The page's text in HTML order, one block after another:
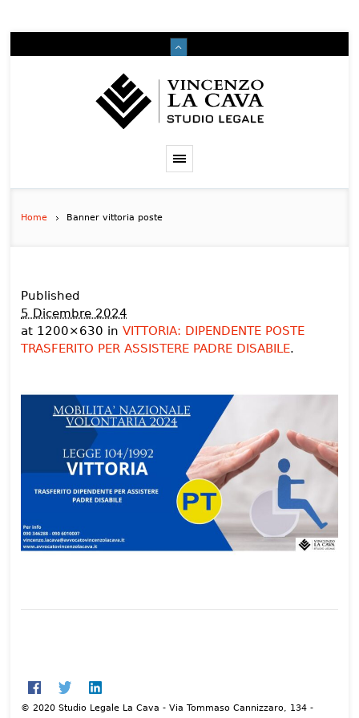
Home Banner vittoria poste
Published
5 Dicembre 2024
at 1200×630 inVITTORIA: DIPENDENTE POSTE
TRASFERITO PER ASSISTERE PADRE DISABILE.
© 2020 Studio Legale La Cava - Via Tommaso Cannizzaro, 134 -